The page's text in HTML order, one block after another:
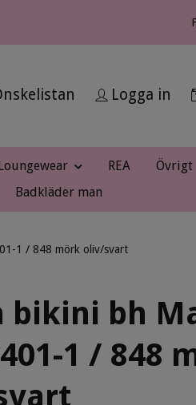
Logga in
REA
Övrigt
Badkläder man
1 / 848 mörk oliv/svart
bikini bh
1 / 848